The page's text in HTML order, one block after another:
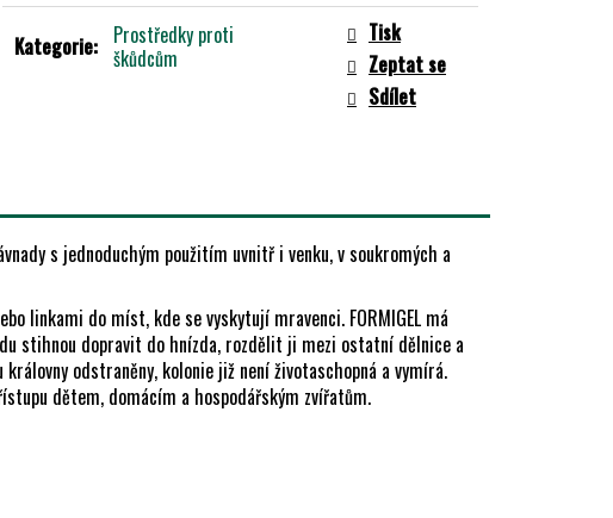
cena:
Kategorie: Prostředky proti
škůdcům
Tisk
Zeptat se
Sdílet
s jednoduchým použitím uvnitř i venku, v soukromých a
linkami do míst, kde se vyskytují mravenci. FORMIGEL má
stihnou dopravit do hnízda, rozdělit ji mezi ostatní dělnice a
odstraněny, kolonie již není životaschopná a vymírá.
dětem, domácím a hospodářským zvířatům.